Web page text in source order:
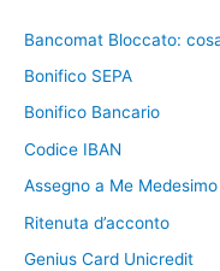
Bancomat Bloccato:
Bonifico SEPA
Bonifico Bancario
Codice IBAN
Assegno a Me Medesimo
Ritenuta d’acconto
Genius Card Unicredit